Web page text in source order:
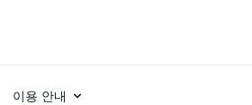
이용 안내